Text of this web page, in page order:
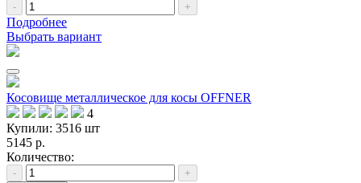
- +
Подробнее
Выбрать вариант
Косовище металлическое для косы OFFNER
4
Купили: 3516 шт
5145 р.
Количество:
-
+